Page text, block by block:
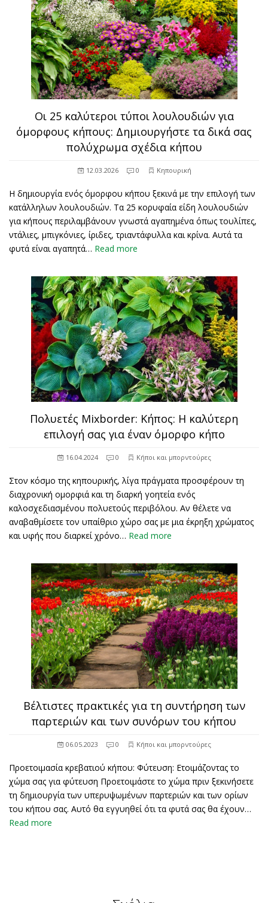
Οι 25 καλύτεροι τύποι λουλουδιών για
όμορφους κήπους: Δημιουργήστε τα δικά σας
πολύχρωμα σχέδια κήπου
12.03.2026 0 Κηπουρική
Η δημιουργία ενός όμορφου κήπου ξεκινά με την επιλογή των
κατάλληλων λουλουδιών. Τα 25 κορυφαία είδη λουλουδιών
για κήπους περιλαμβάνουν γνωστά αγαπημένα όπως τουλίπες,
ντάλιες, μπιγκόνιες, ίριδες, τριαντάφυλλα και κρίνα. Αυτά τα
φυτά είναι αγαπητά… Read more
Πολυετές Mixborder: Κήπος: Η καλύτερη
επιλογή σας για έναν όμορφο κήπο
16.04.2024 0 Κήποι και μπορντούρες
Στον κόσμο της κηπουρικής, λίγα πράγματα προσφέρουν τη
διαχρονική ομορφιά και τη διαρκή γοητεία ενός
καλοσχεδιασμένου πολυετούς περιβόλου. Αν θέλετε να
αναβαθμίσετε τον υπαίθριο χώρο σας με μια έκρηξη χρώματος
και υφής που διαρκεί χρόνο… Read more
Βέλτιστες πρακτικές για τη συντήρηση των
παρτεριών και των συνόρων του κήπου
06.05.2023 0 Κήποι και μπορντούρες
Προετοιμασία κρεβατιού κήπου: Φύτευση: Ετοιμάζοντας το
χώμα σας για φύτευση Προετοιμάστε το χώμα πριν ξεκινήσετε
τη δημιουργία των υπερυψωμένων παρτεριών και των ορίων
του κήπου σας. Αυτό θα εγγυηθεί ότι τα φυτά σας θα έχουν…
Read more